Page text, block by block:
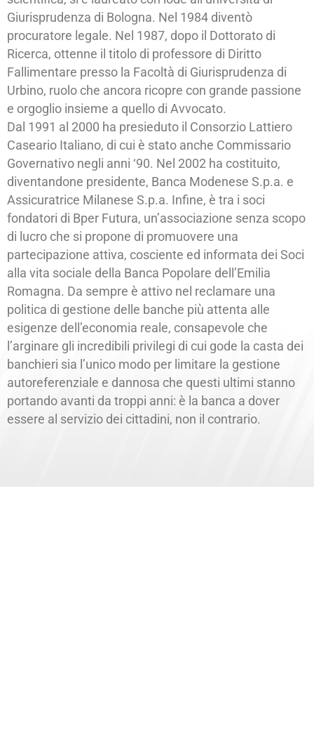
Giurisprudenza di Bologna. Nel 1984 diventò
procuratore legale. Nel 1987, dopo il Dottorato di
Ricerca, ottenne il titolo di professore di Diritto
Fallimentare presso la Facoltà di Giurisprudenza di
Urbino, ruolo che ancora ricopre con grande passione
e orgoglio insieme a quello di Avvocato.
Dal 1991 al 2000 ha presieduto il Consorzio Lattiero
Caseario Italiano, di cui è stato anche Commissario
Governativo negli anni ‘90. Nel 2002 ha costituito,
diventandone presidente, Banca Modenese S.p.a. e
Assicuratrice Milanese S.p.a. Infine, è tra i soci
fondatori di Bper Futura, un’associazione senza scopo
di lucro che si propone di promuovere una
partecipazione attiva, cosciente ed informata dei Soci
alla vita sociale della Banca Popolare dell’Emilia
Romagna. Da sempre è attivo nel reclamare una
politica di gestione delle banche più attenta alle
esigenze dell’economia reale, consapevole che
l’arginare gli incredibili privilegi di cui gode la casta dei
banchieri sia l’unico modo per limitare la gestione
autoreferenziale e dannosa che questi ultimi stanno
portando avanti da troppi anni: è la banca a dover
essere al servizio dei cittadini, non il contrario.